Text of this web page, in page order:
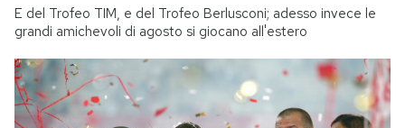
E del Trofeo TIM, e del Trofeo Berlusconi; adesso invece le
grandi amichevoli di agosto si giocano all'estero